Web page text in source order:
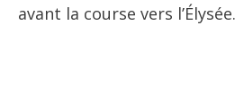
avant la course vers l’Élysée.